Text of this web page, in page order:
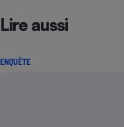
Lire aussi
ENQUÊTE